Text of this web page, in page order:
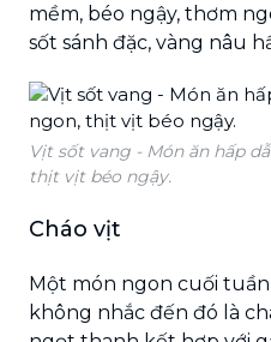
mềm, béo ngậy, thơm
sốt sánh đặc, vàng nâu
Vịt sốt vang - Món ăn hấp
thịt vịt béo ngậy.
Cháo vịt
Một món ngon cuối
không nhắc đến đó là